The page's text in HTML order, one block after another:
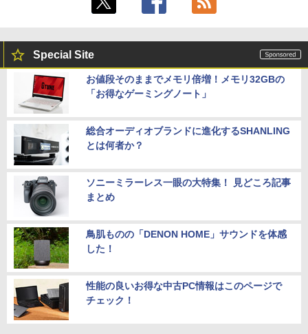
Special Site
お値段そのままでメモリ倍増！メモリ32GBの
「お得なゲーミングノート」
総合オーディオブランドに進化するSHANLING
とは何者か？
ソニーミラーレス一眼の大特集！ 見どころ記事
まとめ
鳥肌ものの「DENON HOME」サウンドを体感
した！
性能の良いお得な中古PC情報はこのページで
チェック！